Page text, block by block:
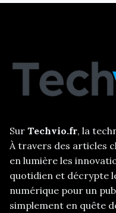
Sur Techvio.fr, la
À travers des articles
en lumière les
quotidien et décrypte
numérique pour un
simplement en quête